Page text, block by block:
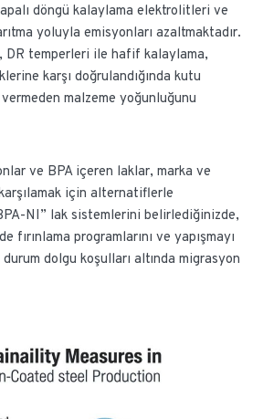
döngü kalaylama elektrolitleri ve
yoluyla emisyonları azaltmaktadır.
DR temperleri ile hafif kalaylama,
karşı doğrulandığında kutu
malzeme yoğunluğunu
ve BPA içeren laklar, marka ve
için alternatiflerle
NI” lak sistemlerini belirlediğinizde,
fırınlama programlarını ve yapışmayı
dolgu koşulları altında migrasyon